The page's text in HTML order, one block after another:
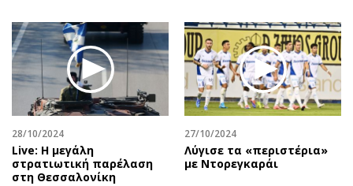
28/10/2024
Live: Η μεγάλη
στρατιωτική παρέλαση
στη Θεσσαλονίκη
27/10/2024
Λύγισε τα «περιστέρια»
με Ντορεγκαράι